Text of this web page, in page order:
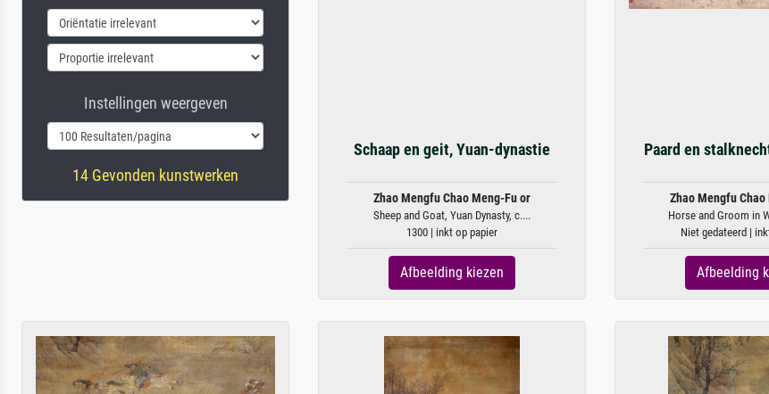
Instellingen weergeven
14 Gevonden kunstwerken
Schaap en geit, Yuan-dynastie
Zhao Mengfu Chao Meng-Fu or
Sheep and Goat, Yuan Dynasty, c....
1300 | inkt op papier
Afbeelding kiezen
Paard en
Zhao Mengfu
Horse and Groom in
Niet gedateerd |
Afbeelding